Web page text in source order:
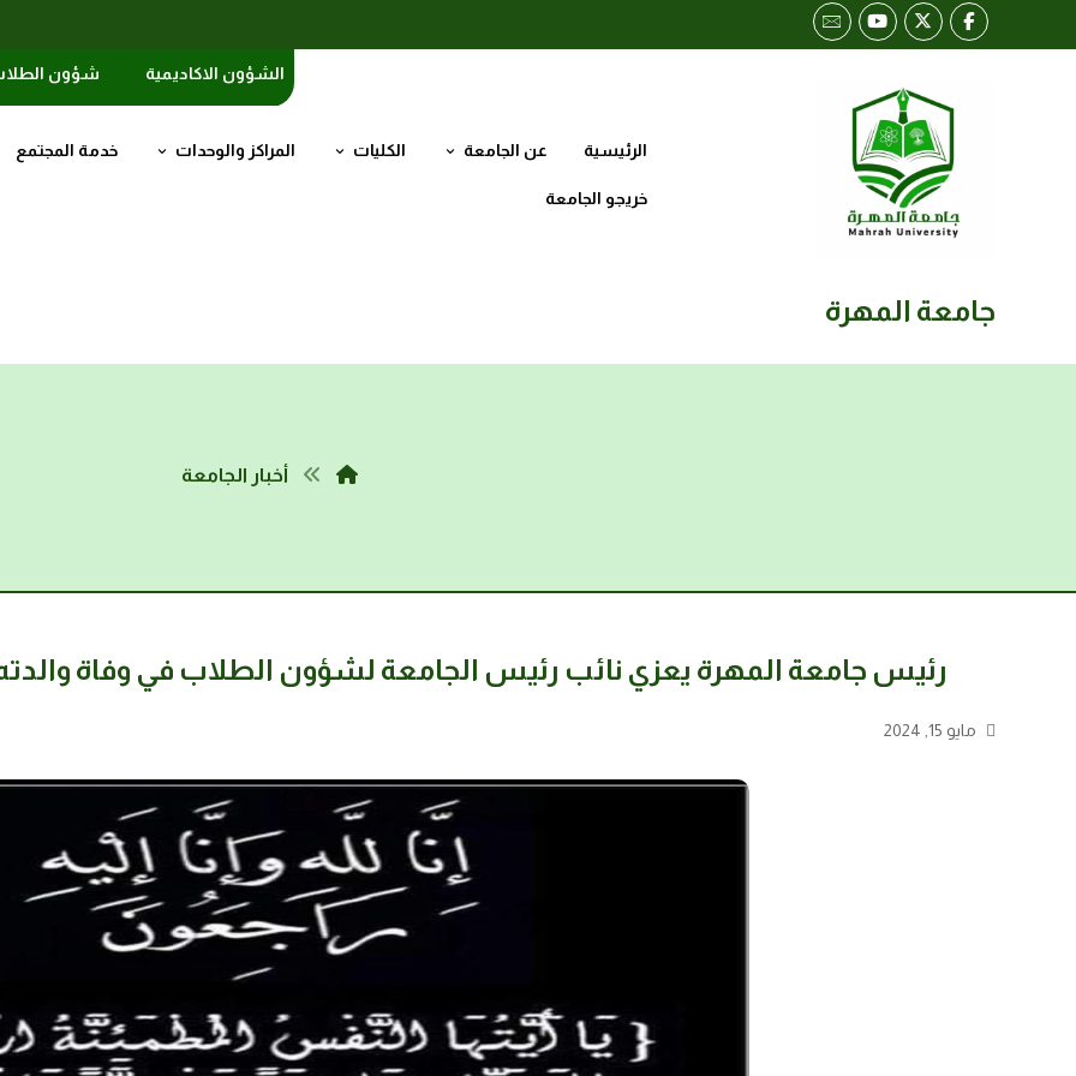
الشؤون الاكاديمية شؤون
جامعة المهرة
الرئيسية عن الجامعة الكليات المراكز والوحدات خدمة المجتمع
خريجو الجامعة
أخبار الجامعة
رئيس جامعة المهرة يعزي نائب رئيس الجامعة لشؤون الطلاب في وفاة
مايو 15, 2024